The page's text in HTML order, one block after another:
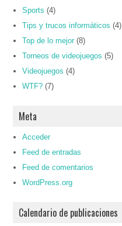
Sports (4)
Tips y trucos informáticos (4)
Top de lo mejor (8)
Torneos de videojuegos (5)
Videojuegos (4)
WTF? (7)
Meta
Acceder
Feed de entradas
Feed de comentarios
WordPress.org
Calendario de publicaciones